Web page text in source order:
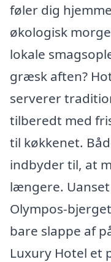
føler dig
økologisk
lokale
græsk aften?
serverer
tilberedt med
til køkkenet.
indbyder til, at
længere.
Olympos-
bare slappe af
Luxury Hotel et